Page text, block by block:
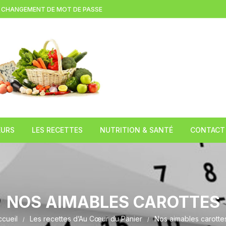
CHANGEMENT DE MOT DE PASSE
LES RECETTES
Le Caviar du pauvre
NUTRITION & SANTÉ CONTACT
NOS AIMABLES CAROTTES
Les recettes d’Au Cœur du Panier Nos aimables